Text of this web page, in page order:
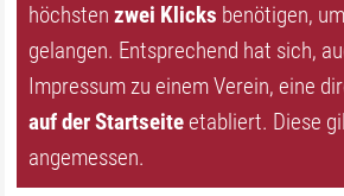
höchstenzwei Klicks benötigen,
gelangen. Entsprechend hat sich,
Impressum zu einem Verein, eine
auf der Startseite etabliert. Diese
angemessen.